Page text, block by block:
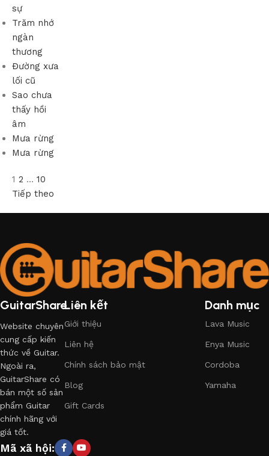
sự
Trăm nhớ
ngàn
thương
Đường xưa
lối cũ
Sao chưa
thấy hồi
âm
Mưa rừng
Mưa rừng
1 2 … 10
Tiếp theo
GuitarShare
Website chuyên
cung cấp kiến
thức về Guitar.
Ngoài ra,
GuitarShare có
bán một số sản
phẩm Guitar
chính hãng với
giá tốt.
Liên kết
Giới thiệu
Liên hệ
Chính sách bảo mật
Blog
Gift Cards
Danh mục
Lava Music
Enya Music
Cordoba
Yamaha
Mã xã hội: